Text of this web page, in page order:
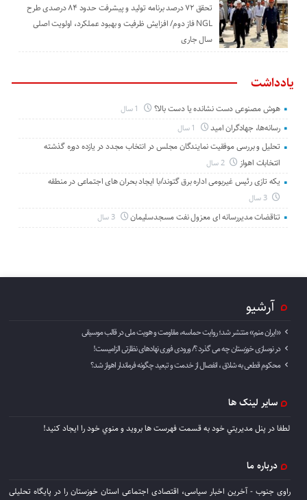
تحقق ۷۲ درصد برنامه تولید و پیشرفت حدود ۸۴ درصدی طرح
NGL فاز دوم/ افزایش ظرفیت و بهبود عملکرد، اولویت اصلی
سال جاری
یادداشت
هوش مصنوعی دست نشانده یا دست بالا؟
رسانه‌ها، جهادگران امید
تحلیل و بررسی موفقیت نمایندگان مجلس در انتخاب مجدد در یازده دوره گذشته
انتخابات اهواز
2 سال
یکه تازی رئیس غیربومی اداره برق گتوند/با ایجاد بحران های اجتماعی در منطقه
3 سال
تناقضات مدیررسانه ای معزول نفت مسجدسلیمان 3 سال
آرشیو
«ایران منم» منتشر شد؛ روایت حماسه، مقاومت و هویت ملی در قالب موسیقی
در نوسازی خوزستان چه می گذرد ؟/ ورودی فوری نهادهای نظارتی الزامیست!
محکوم قطعی به شلاق ، انفصال از خدمت و تبعید چگونه فرماندار اهواز شد؟
سایر لینک ها
لطفا در پنل مديريتي خود به قسمت فهرست ها برويد و منوي خود را ايجاد كنيد!
درباره ما
راوی جنوب - آخرین اخبار سیاسی، اقتصادی اجتماعی استان خوزستان را در پایگاه تحلیلی